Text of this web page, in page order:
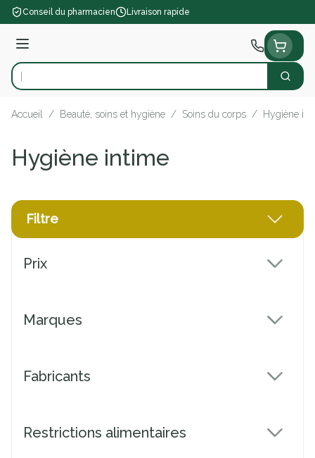
Aller au contenu
Conseil du pharmacien Livraison rapide
Menu
Rechercher
Accueil / Beauté, soins et hygiène / Soins du corps / Hygiène
Hygiène intime
Filtre
Prix
Marques
Fabricants
Restrictions alimentaires